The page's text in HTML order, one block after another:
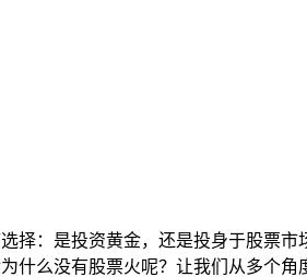
：是投资黄金，还是投身于股票
么没有股票火呢？让我们从多个角